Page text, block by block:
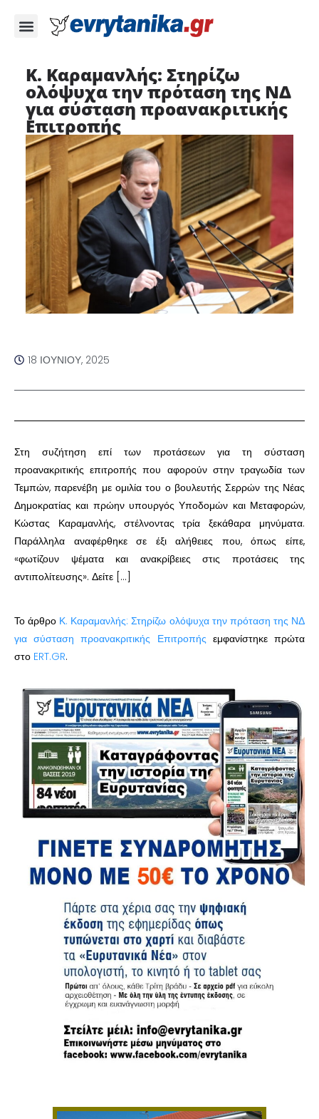
Κ. Καραμανλής: Στηρίζω
ολόψυχα την πρόταση της ΝΔ
για σύσταση προανακριτικής
Επιτροπής
18 ΙΟΥΝΊΟΥ, 2025
Στη συζήτηση επί των προτάσεων για τη σύσταση
προανακριτικής επιτροπής που αφορούν στην τραγωδία των
Τεμπών, παρενέβη με ομιλία του ο βουλευτής Σερρών της Νέας
Δημοκρατίας και πρώην υπουργός Υποδομών και Μεταφορών,
Κώστας Καραμανλής, στέλνοντας τρία ξεκάθαρα μηνύματα.
Παράλληλα αναφέρθηκε σε έξι αλήθειες που, όπως είπε,
«φωτίζουν ψέματα και ανακρίβειες στις προτάσεις της
αντιπολίτευσης». Δείτε […]
Το άρθρο Κ. Καραμανλής: Στηρίζω ολόψυχα την πρόταση της ΝΔ
για σύσταση προανακριτικής Επιτροπής εμφανίστηκε πρώτα
στο ERT.GR.